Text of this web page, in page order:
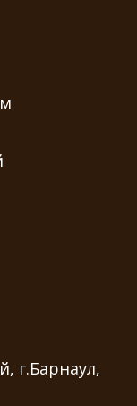
г.Барнаул,